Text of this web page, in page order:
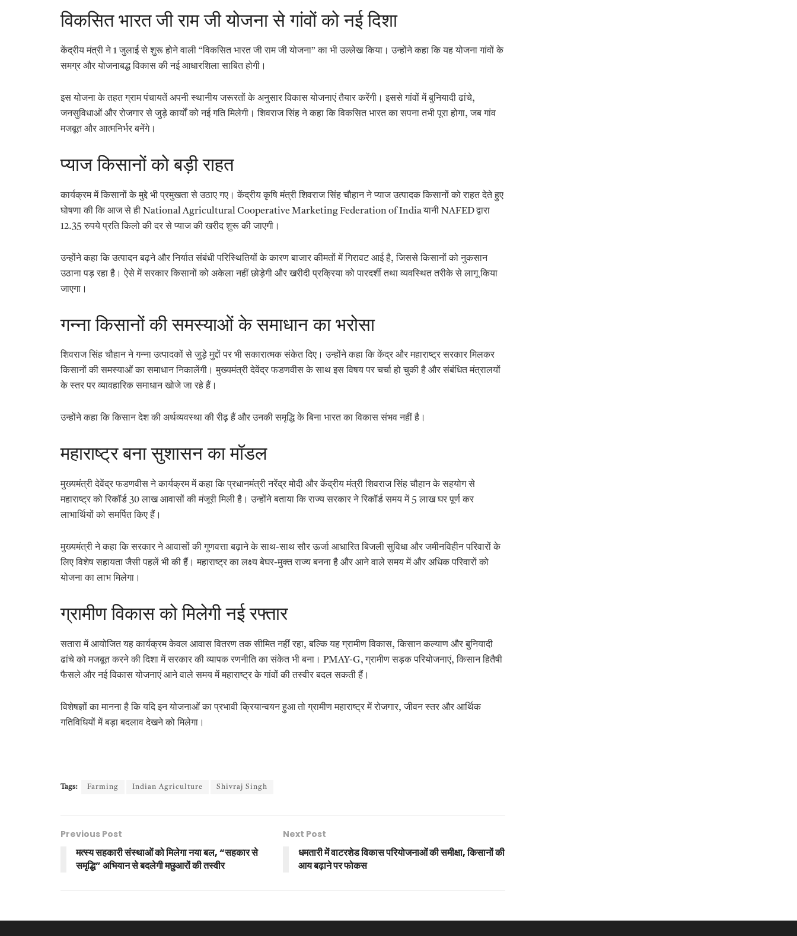
विकसित भारत जी राम जी योजना से गांवों को नई दिशा
केंद्रीय मंत्री ने 1 जुलाई से शुरू होने वाली “विकसित भारत जी राम जी योजना” का भी उल्लेख किया। उन्होंने कहा कि यह योजना गांवों के
समग्र और योजनाबद्ध विकास की नई आधारशिला साबित होगी।
इस योजना के तहत ग्राम पंचायतें अपनी स्थानीय जरूरतों के अनुसार विकास योजनाएं तैयार करेंगी। इससे गांवों में बुनियादी ढांचे,
जनसुविधाओं और रोजगार से जुड़े कार्यों को नई गति मिलेगी। शिवराज सिंह ने कहा कि विकसित भारत का सपना तभी पूरा होगा, जब गांव
मजबूत और आत्मनिर्भर बनेंगे।
प्याज किसानों को बड़ी राहत
कार्यक्रम में किसानों के मुद्दे भी प्रमुखता से उठाए गए। केंद्रीय कृषि मंत्री शिवराज सिंह चौहान ने प्याज उत्पादक किसानों को राहत देते हुए
घोषणा की कि आज से ही National Agricultural Cooperative Marketing Federation of India यानी NAFED द्वारा
12.35 रुपये प्रति किलो की दर से प्याज की खरीद शुरू की जाएगी।
उन्होंने कहा कि उत्पादन बढ़ने और निर्यात संबंधी परिस्थितियों के कारण बाजार कीमतों में गिरावट आई है, जिससे किसानों को नुकसान
उठाना पड़ रहा है। ऐसे में सरकार किसानों को अकेला नहीं छोड़ेगी और खरीदी प्रक्रिया को पारदर्शी तथा व्यवस्थित तरीके से लागू किया
जाएगा।
गन्ना किसानों की समस्याओं के समाधान का भरोसा
शिवराज सिंह चौहान ने गन्ना उत्पादकों से जुड़े मुद्दों पर भी सकारात्मक संकेत दिए। उन्होंने कहा कि केंद्र और महाराष्ट्र सरकार मिलकर
किसानों की समस्याओं का समाधान निकालेंगी। मुख्यमंत्री देवेंद्र फडणवीस के साथ इस विषय पर चर्चा हो चुकी है और संबंधित मंत्रालयों
के स्तर पर व्यावहारिक समाधान खोजे जा रहे हैं।
उन्होंने कहा कि किसान देश की अर्थव्यवस्था की रीढ़ हैं और उनकी समृद्धि के बिना भारत का विकास संभव नहीं है।
महाराष्ट्र बना सुशासन का मॉडल
मुख्यमंत्री देवेंद्र फडणवीस ने कार्यक्रम में कहा कि प्रधानमंत्री नरेंद्र मोदी और केंद्रीय मंत्री शिवराज सिंह चौहान के सहयोग से
महाराष्ट्र को रिकॉर्ड 30 लाख आवासों की मंजूरी मिली है। उन्होंने बताया कि राज्य सरकार ने रिकॉर्ड समय में 5 लाख घर पूर्ण कर
लाभार्थियों को समर्पित किए हैं।
मुख्यमंत्री ने कहा कि सरकार ने आवासों की गुणवत्ता बढ़ाने के साथ-साथ सौर ऊर्जा आधारित बिजली सुविधा और जमीनविहीन परिवारों के
लिए विशेष सहायता जैसी पहलें भी की हैं। महाराष्ट्र का लक्ष्य बेघर-मुक्त राज्य बनना है और आने वाले समय में और अधिक परिवारों को
योजना का लाभ मिलेगा।
ग्रामीण विकास को मिलेगी नई रफ्तार
सतारा में आयोजित यह कार्यक्रम केवल आवास वितरण तक सीमित नहीं रहा, बल्कि यह ग्रामीण विकास, किसान कल्याण और बुनियादी
ढांचे को मजबूत करने की दिशा में सरकार की व्यापक रणनीति का संकेत भी बना। PMAY-G, ग्रामीण सड़क परियोजनाएं, किसान हितैषी
फैसले और नई विकास योजनाएं आने वाले समय में महाराष्ट्र के गांवों की तस्वीर बदल सकती हैं।
विशेषज्ञों का मानना है कि यदि इन योजनाओं का प्रभावी क्रियान्वयन हुआ तो ग्रामीण महाराष्ट्र में रोजगार, जीवन स्तर और आर्थिक
गतिविधियों में बड़ा बदलाव देखने को मिलेगा।
Tags: Farming Indian Agriculture Shivraj Singh
Previous Post
मत्स्य सहकारी संस्थाओं को मिलेगा नया बल, “सहकार से
समृद्धि” अभियान से बदलेगी मछुआरों की तस्वीर
Next Post
धमतारी में वाटरशेड विकास परियोजनाओं की समीक्षा, किसानों की
आय बढ़ाने पर फोकस